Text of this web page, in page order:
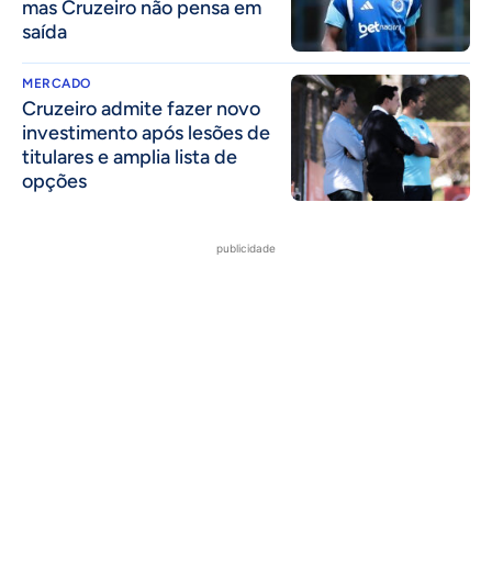
mas Cruzeiro não pensa em
saída
MERCADO
Cruzeiro admite fazer novo
investimento após lesões de
titulares e amplia lista de
opções
publicidade